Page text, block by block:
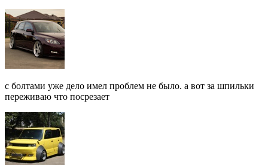
с болтами уже дело имел проблем не было. а вот за шпильки
переживаю что посрезает